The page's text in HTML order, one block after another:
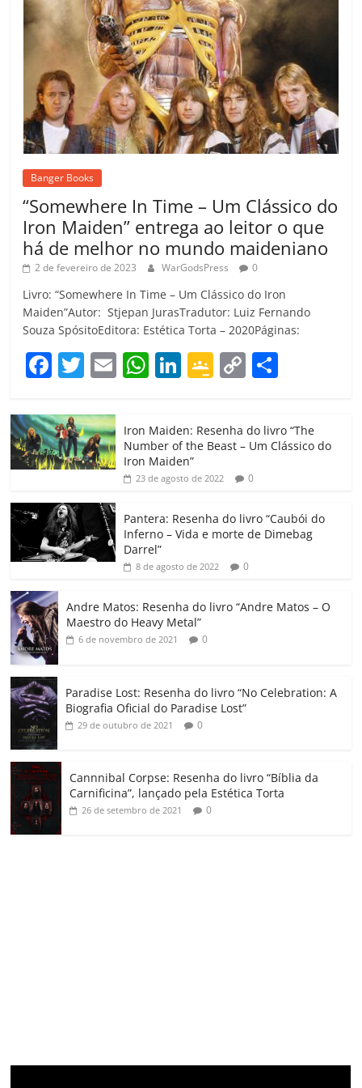
Banger Books
“Somewhere In Time – Um Clássico do
Iron Maiden” entrega ao leitor o que
há de melhor no mundo maideniano
2 de fevereiro de 2023 WarGodsPress 0
Livro: “Somewhere In Time – Um Clássico do Iron
Maiden”Autor: Stjepan JurasTradutor: Luiz Fernando
Souza SpósitoEditora: Estética Torta – 2020Páginas:
F
c
e
b
o
o
k
T
itt
er
E W
at
s
A
p
Li
e
dI
G
gl
e
Cl
a
ss
ro
o
C
p
y
Li
k
m
p
h
ar
Iron Maiden: Resenha do livro “The
Number of the Beast – Um Clássico do
Iron Maiden”
23 de agosto de 2022 0
Pantera: Resenha do livro “Caubói do
Inferno – Vida e morte de Dimebag
Darrel”
8 de agosto de 2022 0
Andre Matos: Resenha do livro “Andre Matos – O
Maestro do Heavy Metal”
6 de novembro de 2021 0
Paradise Lost: Resenha do livro “No Celebration: A
Biografia Oficial do Paradise Lost”
29 de outubro de 2021 0
Cannnibal Corpse: Resenha do livro “Bíblia da
Carnificina”, lançado pela Estética Torta
26 de setembro de 2021 0